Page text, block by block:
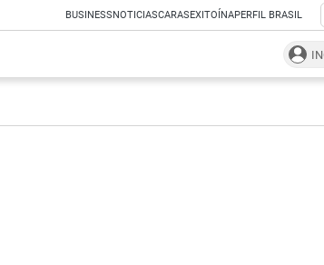
BUSINESSNOTICIASCARASEXITOÍNAPERFIL BRASIL